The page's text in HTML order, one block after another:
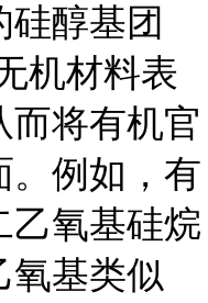
醇基团
机材料表
而将有机官
。例如，有
乙氧基硅烷
氧基类似